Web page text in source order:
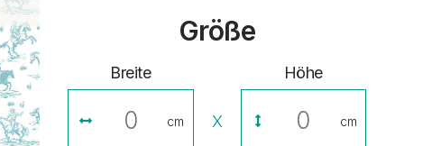
Größe
Breite
cm X
Höhe
cm